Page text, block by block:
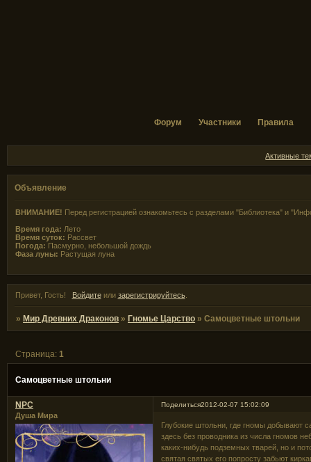
Форум Участники Правила
Активные
Объявление
ВНИМАНИЕ! Перед регистрацией ознакомьтесь с разделами "Библиотека" и
Время года: Лето
Время суток: Рассвет
Погода: Пасмурно, небольшой дождь
Фаза луны: Растущая луна
Привет, Гость! Войдитеили зарегистрируйтесь.
»Мир Древних Драконов »Гномье Царство »Самоцветные штольни
Самоцветные штольни
Страница:1
Поделиться2012-02-07 15:02:09
NPC
Душа Мира
Глубокие штольни, где гномы добывают
здесь без проводника из числа гномов
каких-нибудь подземных тварей, но и
святая святых его попросту забьют